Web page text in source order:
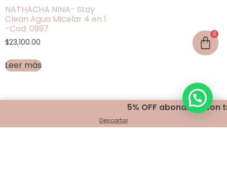
5% OFF abonando con
Descartar
NATHACHA NINA- Stay
Clean Agua Micelar 4 en 1
-Cod. 0997
$23,100.00
Leer más